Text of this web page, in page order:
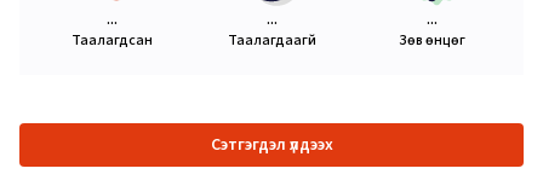
...
Таалагдсан
...
Таалагдаагүй
...
Зөв өнцөг
Сэтгэгдэл үлдээх